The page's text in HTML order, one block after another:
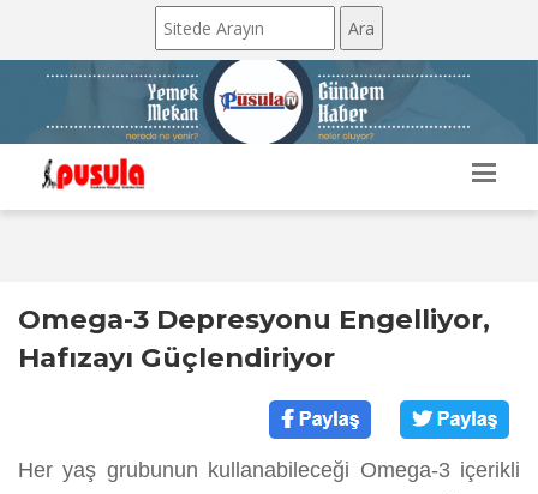
Omega-3 Depresyonu Engelliyor,
Hafızayı Güçlendiriyor
Her yaş grubunun kullanabileceği Omega-3 içerikli